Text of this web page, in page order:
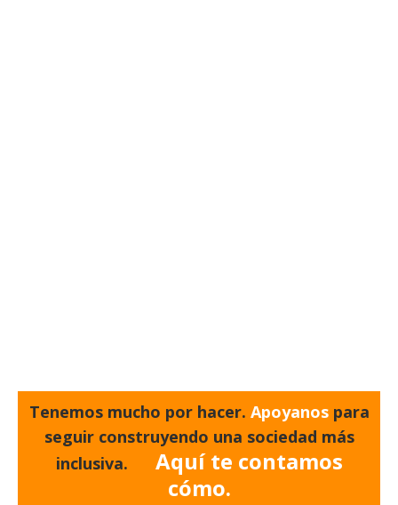
Tenemos mucho por hacer. Apoyanos para
seguir construyendo una sociedad más
inclusiva.
Aquí te contamos
cómo.